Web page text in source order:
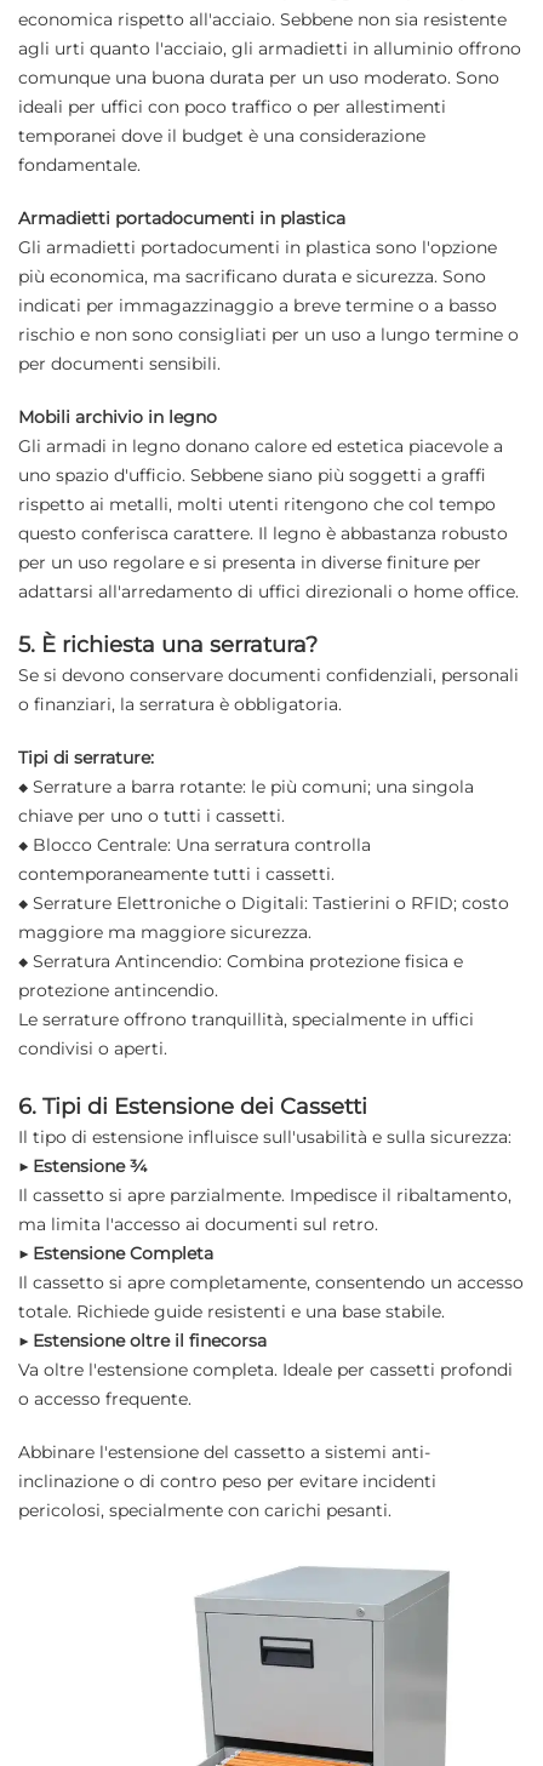
economica rispetto all'acciaio. Sebbene non sia resistente
agli urti quanto l'acciaio, gli armadietti in alluminio offrono
comunque una buona durata per un uso moderato. Sono
ideali per uffici con poco traffico o per allestimenti
temporanei dove il budget è una considerazione
fondamentale.
Armadietti portadocumenti in plastica
Gli armadietti portadocumenti in plastica sono l'opzione
più economica, ma sacrificano durata e sicurezza. Sono
indicati per immagazzinaggio a breve termine o a basso
rischio e non sono consigliati per un uso a lungo termine o
per documenti sensibili.
Mobili archivio in legno
Gli armadi in legno donano calore ed estetica piacevole a
uno spazio d'ufficio. Sebbene siano più soggetti a graffi
rispetto ai metalli, molti utenti ritengono che col tempo
questo conferisca carattere. Il legno è abbastanza robusto
per un uso regolare e si presenta in diverse finiture per
adattarsi all'arredamento di uffici direzionali o home office.
5. È richiesta una serratura?
Se si devono conservare documenti confidenziali, personali
o finanziari, la serratura è obbligatoria.
Tipi di serrature:
◆ Serrature a barra rotante: le più comuni; una singola
chiave per uno o tutti i cassetti.
◆ Blocco Centrale: Una serratura controlla
contemporaneamente tutti i cassetti.
◆ Serrature Elettroniche o Digitali: Tastierini o RFID; costo
maggiore ma maggiore sicurezza.
◆ Serratura Antincendio: Combina protezione fisica e
protezione antincendio.
Le serrature offrono tranquillità, specialmente in uffici
condivisi o aperti.
6. Tipi di Estensione dei Cassetti
Il tipo di estensione influisce sull'usabilità e sulla sicurezza:
▶ Estensione ¾
Il cassetto si apre parzialmente. Impedisce il ribaltamento,
ma limita l'accesso ai documenti sul retro.
▶ Estensione Completa
Il cassetto si apre completamente, consentendo un accesso
totale. Richiede guide resistenti e una base stabile.
▶ Estensione oltre il finecorsa
Va oltre l'estensione completa. Ideale per cassetti profondi
o accesso frequente.
Abbinare l'estensione del cassetto a sistemi anti-
inclinazione o di contro peso per evitare incidenti
pericolosi, specialmente con carichi pesanti.